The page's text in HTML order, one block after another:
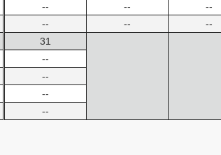
--
--
--
--
--
--
31
--
--
--
--